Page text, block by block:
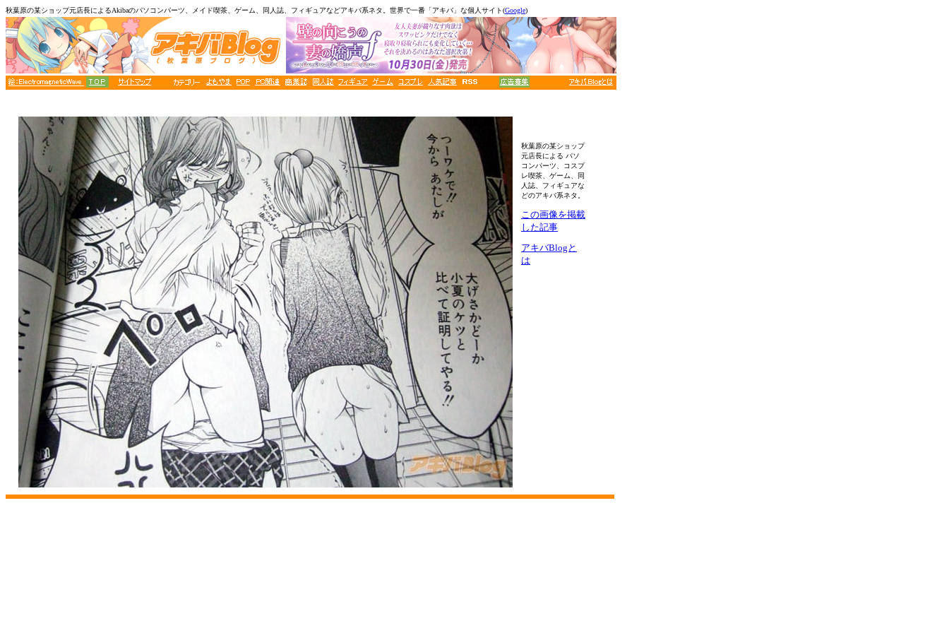
秋葉原の某ショップ元店長によるAkibaのパソコンパーツ、メイド喫茶、ゲーム、同人誌、フィギュアなどアキバ系ネタ。世界で一番「アキバ」な個人サイト(Google)
秋葉原の某ショップ
元店長による パソ
コンパーツ、コスプ
レ喫茶、ゲーム、同
人誌、フィギュアな
どのアキバ系ネタ。
この画像を掲載
した記事
アキバBlogと
は